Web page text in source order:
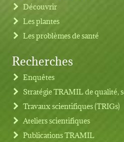
Footer menu
Découvrir
Les plantes
Les problèmes de santé
Recherches
Enquêtes
Stratégie TRAMIL de qualité,
Travaux scientifiques (TRIGs)
Ateliers scientifiques
Publications TRAMIL